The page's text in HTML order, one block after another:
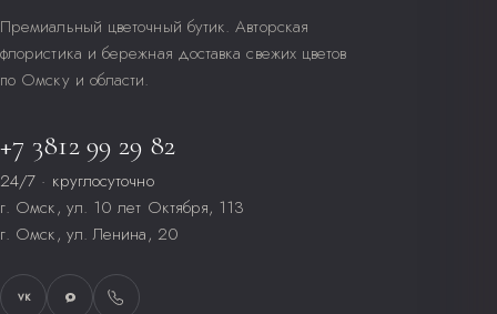
Премиальный цветочный бутик. Авторская
флористика и бережная доставка свежих цветов
по Омску и области.
+7 3812 99 29 82
24/7 · круглосуточно
г. Омск, ул. 10 лет Октября, 113
г. Омск, ул. Ленина, 20
VK